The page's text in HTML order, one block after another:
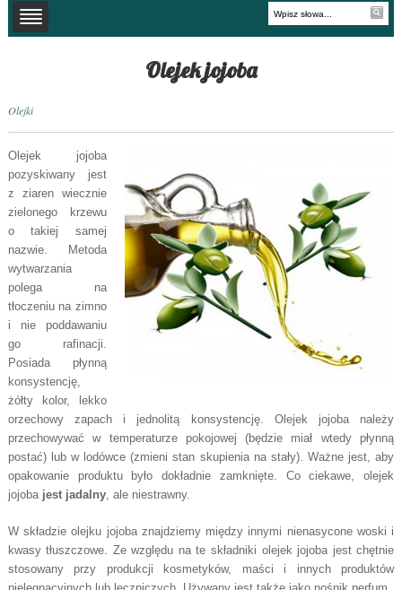
Olejek jojoba
Olejki
Olejek jojoba
pozyskiwany jest
z ziaren wiecznie
zielonego krzewu
o takiej samej
nazwie. Metoda
wytwarzania
polega na
tłoczeniu na zimno
i nie poddawaniu
go rafinacji.
Posiada płynną
konsystencję,
żółty kolor, lekko
orzechowy zapach i jednolitą konsystencję. Olejek jojoba należy
przechowywać w temperaturze pokojowej (będzie miał wtedy płynną
postać) lub w lodówce (zmieni stan skupienia na stały). Ważne jest, aby
opakowanie produktu było dokładnie zamknięte. Co ciekawe, olejek
jojoba jest jadalny, ale niestrawny.
W składzie olejku jojoba znajdziemy między innymi nienasycone woski i
kwasy tłuszczowe. Ze względu na te składniki olejek jojoba jest chętnie
stosowany przy produkcji kosmetyków, maści i innych produktów
pielęgnacyjnych lub leczniczych. Używany jest także jako nośnik perfum.